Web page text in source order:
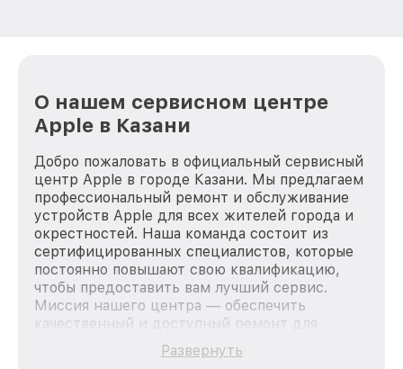
О нашем сервисном центре
Apple в Казани
Добро пожаловать в официальный сервисный
центр Apple в городе Казани. Мы предлагаем
профессиональный ремонт и обслуживание
устройств Apple для всех жителей города и
окрестностей. Наша команда состоит из
сертифицированных специалистов, которые
постоянно повышают свою квалификацию,
чтобы предоставить вам лучший сервис.
Миссия нашего центра — обеспечить
качественный и доступный ремонт для
каждого пользователя продукции Apple, вне
зависимости от сложности поломки. Мы
Развернуть